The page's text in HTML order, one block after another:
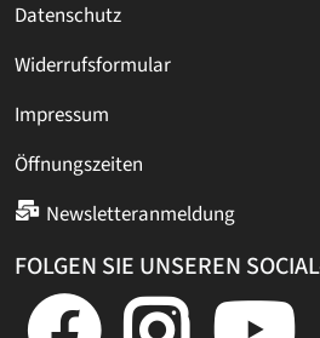
Datenschutz
Widerrufsformular
Impressum
Öffnungszeiten
Newsletteranmeldung
FOLGEN SIE UNSEREN